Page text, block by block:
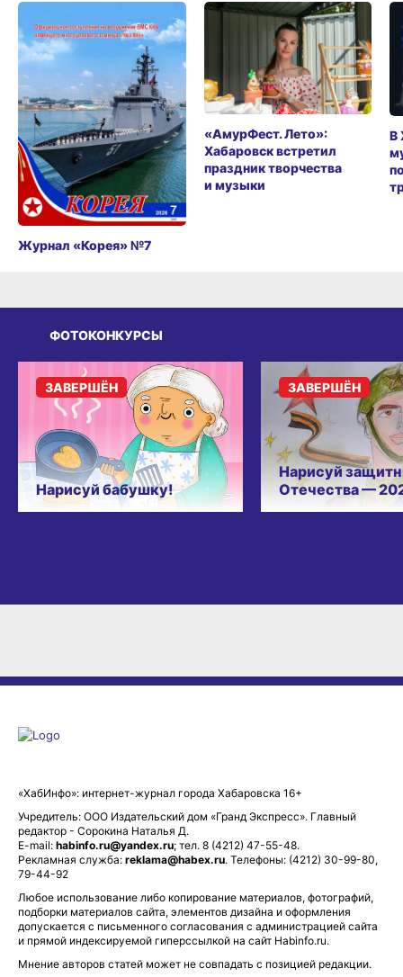
Журнал «Корея» №7
«АмурФест. Лето»:
Хабаровск встретил
праздник творчества
и музыки
В
ФОТОКОНКУРСЫ
Нарисуй бабушку!
ЗАВЕРШЁН
Нарисуй
Отечества —
ЗАВЕРШЁН
«ХабИнфо»: интернет-журнал города Хабаровска 16+
Учредитель: ООО Издательский дом «Гранд Экспресс». Главный
редактор - Сорокина Наталья Д.
E-mail: habinfo.ru@yandex.ru; тел. 8 (4212) 47-55-48.
Рекламная служба: reklama@habex.ru. Телефоны: (4212) 30-99-80,
79-44-92
Любое использование либо копирование материалов, фотографий,
подборки материалов сайта, элементов дизайна и оформления
допускается с письменного согласования с администрацией сайта
и прямой индексируемой гиперссылкой на сайт Habinfo.ru.
Мнение авторов статей может не совпадать с позицией редакции.